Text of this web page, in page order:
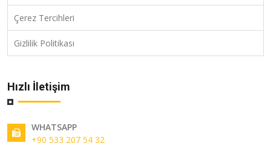
Çerez Tercihleri
Gizlilik Politikası
Hızlı İletişim
WHATSAPP
+90 533 207 54 32